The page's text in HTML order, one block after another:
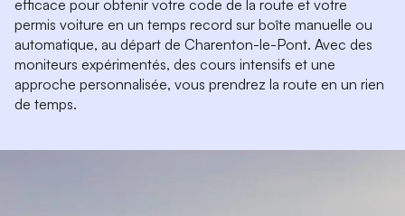
efficace pour obtenir votre code de la route et votre
permis voiture en un temps record sur boîte manuelle ou
automatique, au départ de Charenton-le-Pont. Avec des
moniteurs expérimentés, des cours intensifs et une
approche personnalisée, vous prendrez la route en un rien
de temps.